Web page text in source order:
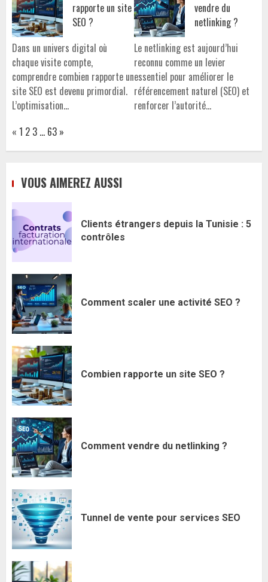
rapporte un site
SEO ?
Dans un univers digital où
chaque visite compte,
comprendre combien rapporte un
site SEO est devenu primordial.
L’optimisation…
vendre du
netlinking ?
Le netlinking est aujourd’hui
reconnu comme un levier
essentiel pour améliorer le
référencement naturel (SEO) et
renforcer l’autorité…
Page:
Previous
« 1 2 3 … 63 Next
»
VOUS AIMEREZ AUSSI
Clients étrangers depuis la Tunisie : 5
contrôles
Comment scaler une activité SEO ?
Combien rapporte un site SEO ?
Comment vendre du netlinking ?
Tunnel de vente pour services SEO